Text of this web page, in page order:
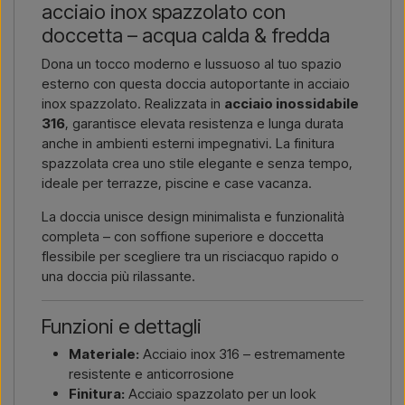
riceverai un’offerta.
Contattaci via email →
acciaio inox spazzolato con
doccetta – acqua calda & fredda
Dona un tocco moderno e lussuoso al tuo spazio
esterno con questa doccia autoportante in acciaio
inox spazzolato. Realizzata in acciaio inossidabile
316, garantisce elevata resistenza e lunga durata
anche in ambienti esterni impegnativi. La finitura
spazzolata crea uno stile elegante e senza tempo,
ideale per terrazze, piscine e case vacanza.
La doccia unisce design minimalista e funzionalità
completa – con soffione superiore e doccetta
flessibile per scegliere tra un risciacquo rapido o
una doccia più rilassante.
Funzioni e dettagli
Materiale: Acciaio inox 316 – estremamente
resistente e anticorrosione
Finitura: Acciaio spazzolato per un look